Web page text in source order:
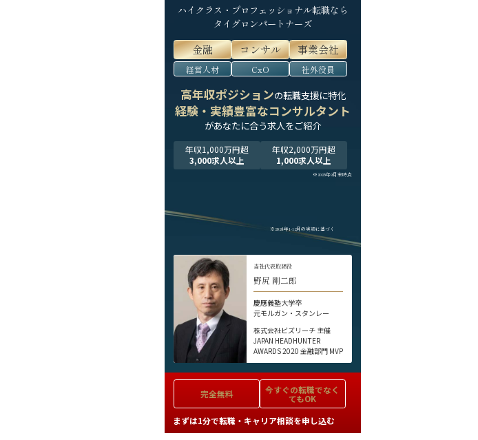
ハイクラス・プロフェッショナル転職なら
タイグロンパートナーズ
金融 コンサル 事業会社
経営人材 CxO 社外役員
高年収ポジションの転職支援に特化
経験・実績豊富なコンサルタント
があなたに合う求人をご紹介
年収1,000万円超
3,000求人以上
年収2,000万円超
1,000求人以上
※2025年9月末時点
※2024年1-12月の実績に基づく
当社代表取締役
野尻 剛二郎
慶應義塾大学卒
元モルガン・スタンレー
株式会社ビズリーチ 主催
JAPAN HEADHUNTER
AWARDS 2020 金融部門 MVP
完全無料 今すぐの転職でなく
てもOK
まずは1分で転職・キャリア相談を申し込む